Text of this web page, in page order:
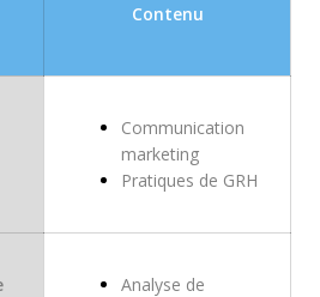
Contenu
Communication
marketing
Pratiques de GRH
Analyse de